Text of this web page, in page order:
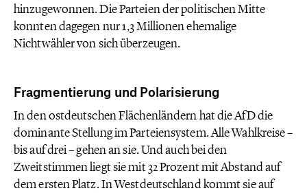
hinzugewonnen. Die Parteien der politischen Mitte
konnten dagegen nur 1,3 Millionen ehemalige
Nichtwähler von sich überzeugen.
Fragmentierung und Polarisierung
In den ostdeutschen Flächenländern hat die AfD die
dominante Stellung im Parteiensystem. Alle Wahlkreise –
bis auf drei – gehen an sie. Und auch bei den
Zweitstimmen liegt sie mit 32 Prozent mit Abstand auf
dem ersten Platz. In Westdeutschland kommt sie auf